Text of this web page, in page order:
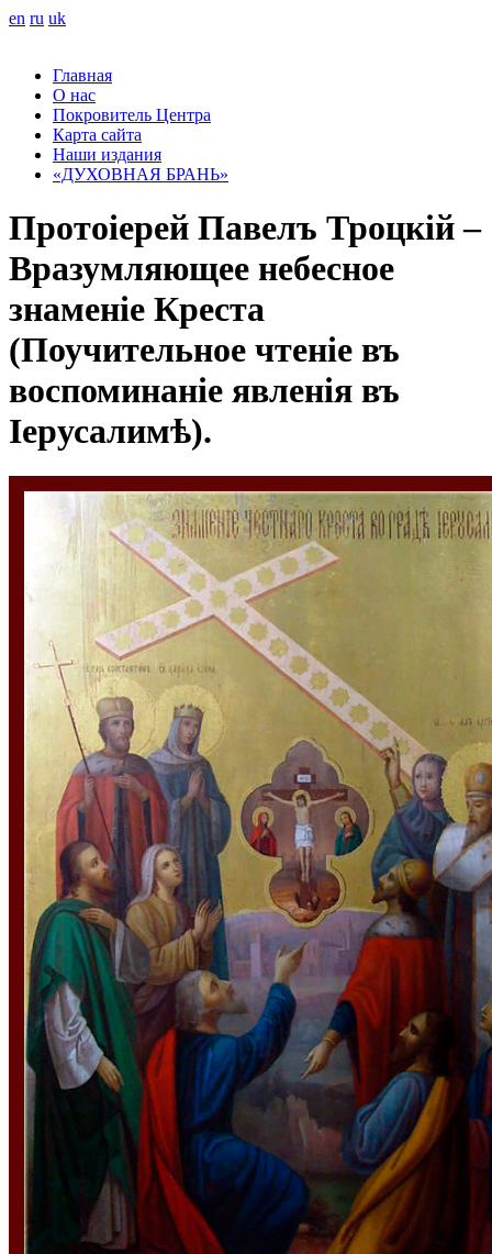
en ru uk
Главная
О нас
Покровитель Центра
Карта сайта
Наши издания
«ДУХОВНАЯ БРАНЬ»
Протоіерей Павелъ Троцкій –
Вразумляющее небесное
знаменіе Креста
(Поучительное чтеніе въ
воспоминаніе явленія въ
Іерусалимѣ).